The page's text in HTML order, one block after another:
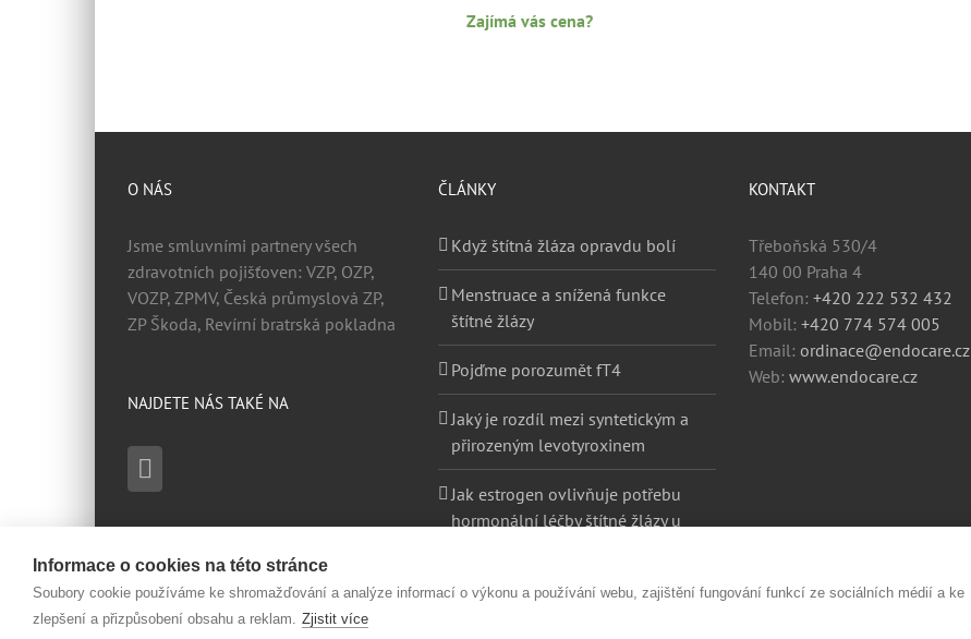
Informace o cookies na této stránce
Soubory cookie používáme ke shromažďování a analýze informací o výkonu a používání webu, zajištění fungování funkcí ze sociálních médií a ke
zlepšení a přizpůsobení obsahu a reklam. Zjistit více
Zajímá vás cena?
O NÁS
Jsme smluvními partnery všech
zdravotních pojišťoven: VZP, OZP,
VOZP, ZPMV, Česká průmyslová ZP,
ZP Škoda, Revírní bratrská pokladna
NAJDETE NÁS TAKÉ NA
ČLÁNKY
Když štítná žláza opravdu bolí
Menstruace a snížená funkce
štítné žlázy
Pojďme porozumět fT4
Jaký je rozdíl mezi syntetickým a
přirozeným levotyroxinem
Jak estrogen ovlivňuje potřebu
hormonální léčby štítné žlázy u
KONTAKT
Třeboňská 530/4
140 00 Praha 4
Telefon: +420 222 532 432
Mobil: +420 774 574 005
Email: ordinace@endocare.cz
Web: www.endocare.cz
Endocare| všechna práva vyhrazena |